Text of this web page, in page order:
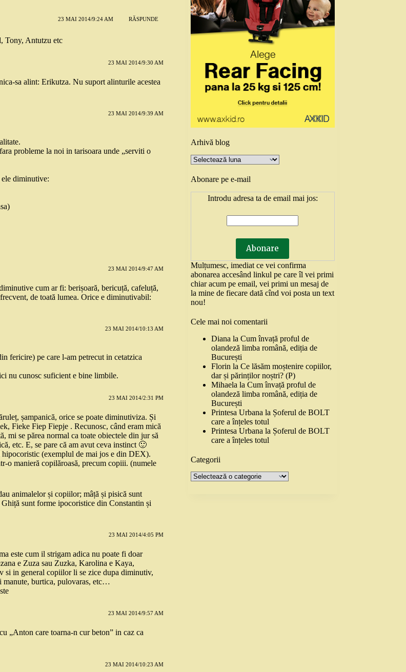
23 MAI 2014/9:24 AM RĂSPUNDE
Tony, Antutzu etc
23 MAI 2014/9:30 AM
sa alint: Erikutza. Nu suport alinturile acestea
23 MAI 2014/9:39 AM
probleme la noi in tarisoara unde „serviti o
diminutive:
23 MAI 2014/9:47 AM
cum ar fi: berișoară, bericuță, cafeluță,
de toată lumea. Orice e diminutivabil:
23 MAI 2014/10:13 AM
fericire) pe care l-am petrecut in cetatzica
nu cunosc suficient e bine limbile.
23 MAI 2014/2:31 PM
șampanică, orice se poate diminutiviza. Și
Fieke Fiep Fiepje . Recunosc, când eram mică
mi se părea normal ca toate obiectele din jur să
etc. E, se pare că am avut ceva instinct 🙂
hipocoristic (exemplul de mai jos e din DEX).
o manieră copilăroasă, precum copiii. (numele
animalelor și copiilor; mâță și pisică sunt
sunt forme ipocoristice din Constantin și
23 MAI 2014/4:05 PM
este cum il strigam adica nu poate fi doar
e Zuza sau Zuzka, Karolina e Kaya,
si in general copiilor li se zice dupa diminutiv,
manute, burtica, pulovaras, etc…
23 MAI 2014/9:57 AM
„Anton care toarna-n cur beton” in caz ca
23 MAI 2014/10:23 AM
Arhivă blog
Arhivă
blog
Abonare pe e-mail
Introdu adresa ta de email mai jos:
Mulțumesc, imediat ce vei confirma
abonarea accesând linkul pe care îl vei primi
chiar acum pe email, vei primi un mesaj de
la mine de fiecare dată cînd voi posta un text
nou!
Cele mai noi comentarii
Diana laCum învață proful de
olandeză limba română, ediția de
București
Florin laCe lăsăm moștenire copiilor,
dar și părinților noștri? (P)
Mihaela laCum învață proful de
olandeză limba română, ediția de
București
Printesa Urbana la Șoferul de BOLT
care a înțeles totul
Printesa Urbana la Șoferul de BOLT
care a înțeles totul
Categorii
Categorii